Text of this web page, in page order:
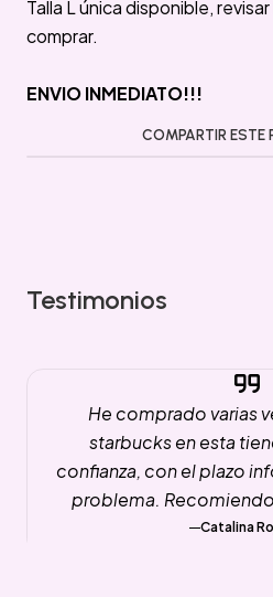
Talla L única disponible,
comprar.
ENVIO INMEDIATO!!!
COMPARTIR ESTE
Testimonios
He comprado varias
starbucks en esta
confianza, con el plazo
problema.
Catalina